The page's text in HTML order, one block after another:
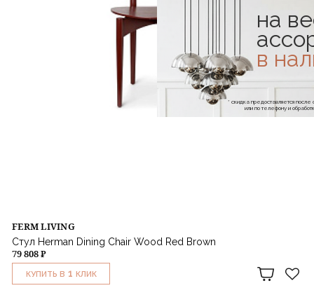
FERM LIVING
Стул Herman Dining Chair Wood Red Brown
79 808 ₽
КУПИТЬ В 1 КЛИК
на
в
* скидка предоставляется
или по телефону и